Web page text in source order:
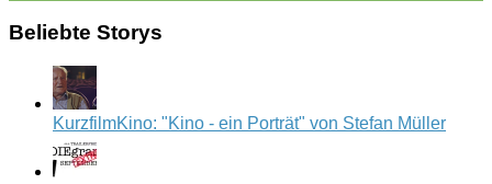
Beliebte Storys
KurzfilmKino: "Kino - ein Porträt" von Stefan Müller